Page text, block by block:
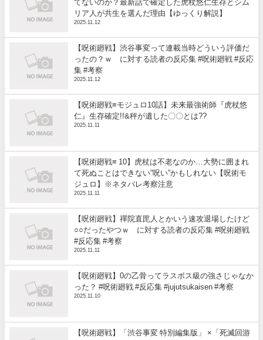
てないのか？最新話で確定した虎杖悠仁生存とシム
リア人が共生を選んだ理由【ゆっくり解説】
2025.11.12
【呪術廻戦】渋谷事変って連載当時どういう評価だ
ったの？ｗ に対する読者の反応集 #呪術廻戦 #反応
集 #考察
2025.11.12
【呪術廻戦≡モジュロ10話】未来最強術師『虎杖悠
仁』生存確定!!&秤が遺した〇〇とは??
2025.11.11
【呪術廻戦≡ 10】虎杖は不老なのか…大勢に囲まれ
て死ぬことはできない”呪い”かもしれない【呪術モ
ジュロ】※ネタバレ考察注意
2025.11.11
【呪術廻戦】禪院直毘人とかいう速攻退場したけど
○○だったやつｗ に対する読者の反応集 #呪術廻戦
#反応集 #考察
2025.11.11
【呪術廻戦】0の乙骨ってラスボス級の強さじゃなか
った？ #呪術廻戦 #反応集 #jujutsukaisen #考察
2025.11.10
【呪術廻戦】「渋谷事変 特別編集版」 ×「死滅回游